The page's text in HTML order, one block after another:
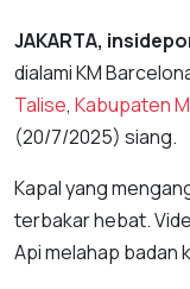
JAKARTA,
dialami KM
Talise, Kabupaten
(20/7/2025) siang.
Kapal yang
terbakar hebat.
Api melahap badan